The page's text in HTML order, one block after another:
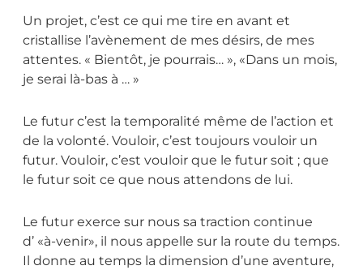
Un projet, c’est ce qui me tire en avant et
cristallise l’avènement de mes désirs, de mes
attentes. « Bientôt, je pourrais… », «Dans un mois,
je serai là-bas à … »
Le futur c’est la temporalité même de l’action et
de la volonté. Vouloir, c’est toujours vouloir un
futur. Vouloir, c’est vouloir que le futur soit ; que
le futur soit ce que nous attendons de lui.
Le futur exerce sur nous sa traction continue
d’ «à-venir», il nous appelle sur la route du temps.
Il donne au temps la dimension d’une aventure,